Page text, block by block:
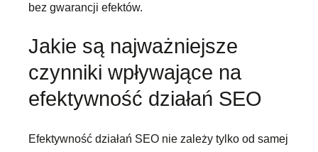
bez gwarancji efektów.
Jakie są najważniejsze
czynniki wpływające na
efektywność działań SEO
Efektywność działań SEO nie zależy tylko od samej